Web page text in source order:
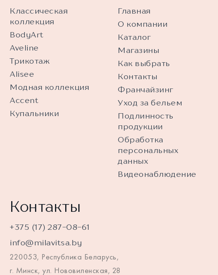
Классическая
коллекция
BodyArt
Aveline
Трикотаж
Alisee
Модная коллекция
Accent
Купальники
Главная
О компании
Каталог
Магазины
Как выбрать
Контакты
Франчайзинг
Уход за бельем
Подлинность
продукции
Обработка
персональных
данных
Видеонаблюдение
Контакты
+375 (17) 287-08-61
info@milavitsa.by
220053, Республика Беларусь,
г. Минск, ул. Нововиленская, 28